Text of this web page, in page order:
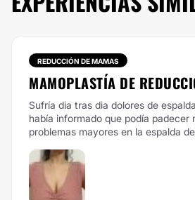
REDUCCIÓN DE MAMAS
MAMOPLASTÍA DE
Sufría dia tras dia dolores de
había informado que podía padecer
problemas mayores en la espalda